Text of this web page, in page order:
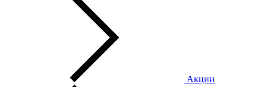
Акции